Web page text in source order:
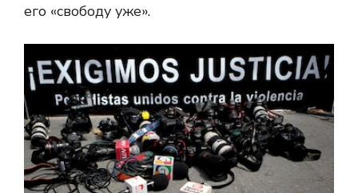
его «свободу уже».